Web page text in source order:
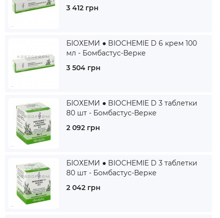
3 412 грн
БІОХЕМИ ● BIOCHEMIE D 6 крем 100
мл - Бомбастус-Верке
3 504 грн
БІОХЕМИ ● BIOCHEMIE D 3 таблетки
80 шт - Бомбастус-Верке
2 092 грн
БІОХЕМИ ● BIOCHEMIE D 3 таблетки
80 шт - Бомбастус-Верке
2 042 грн